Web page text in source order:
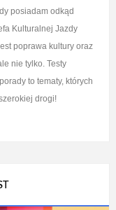
posiadam odkąd
Kulturalnej Jazdy
poprawa kultury oraz
nie tylko. Testy
to tematy, których
drogi!